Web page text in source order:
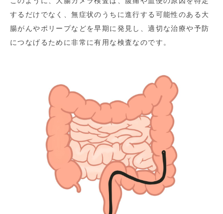
するだけでなく、無症状のうちに進行する可能性のある大
腸がんやポリープなどを早期に発見し、適切な治療や予防
につなげるために非常に有用な検査なのです。